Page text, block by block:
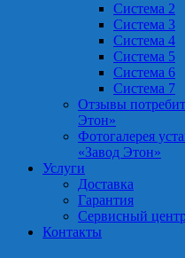
Система 2
Система 3
Система 4
Система 5
Система 6
Система 7
Отзывы
Этон»
Фотогалерея
«Завод Этон»
Услуги
Доставка
Гарантия
Сервисный
Контакты